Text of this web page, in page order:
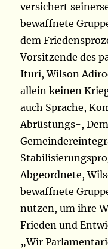
versichert
bewaffnete
dem
Vorsitzende des
Ituri, Wilson
allein keinen
auch Sprache,
Abrüstungs-,
Abgeordnete,
bewaffnete
nutzen, um ihre
Frieden und
„Wir